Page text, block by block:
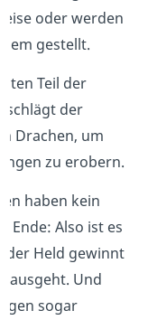
oder werden
gestellt.
Teil der
der
Drachen, um
zu erobern.
haben kein
Ende: Also ist es
der Held gewinnt
ausgeht. Und
sogar